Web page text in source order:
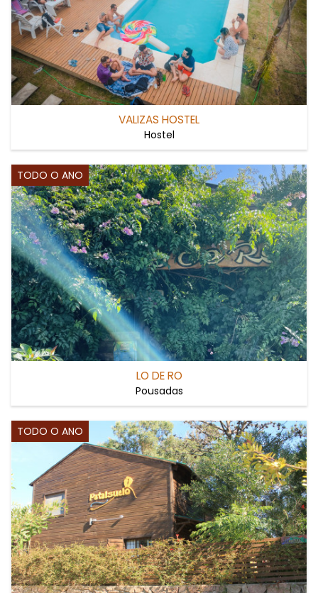
VALIZAS HOSTEL
Hostel
TODO O ANO
LO DE RO
Pousadas
TODO O ANO